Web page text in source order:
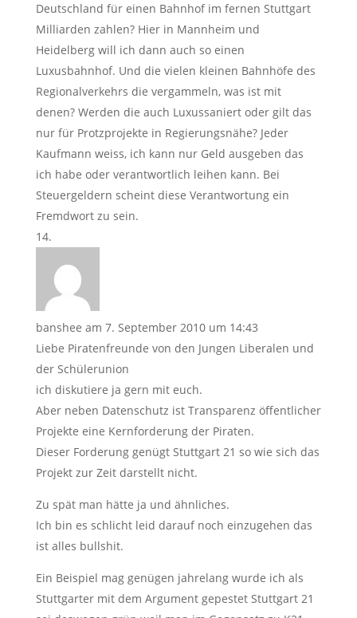
Deutschland für einen Bahnhof im fernen Stuttgart
Milliarden zahlen? Hier in Mannheim und
Heidelberg will ich dann auch so einen
Luxusbahnhof. Und die vielen kleinen Bahnhöfe des
Regionalverkehrs die vergammeln, was ist mit
denen? Werden die auch Luxussaniert oder gilt das
nur für Protzprojekte in Regierungsnähe? Jeder
Kaufmann weiss, ich kann nur Geld ausgeben das
ich habe oder verantwortlich leihen kann. Bei
Steuergeldern scheint diese Verantwortung ein
Fremdwort zu sein.
banshee am 7. September 2010 um 14:43
Liebe Piratenfreunde von den Jungen Liberalen und
der Schülerunion
ich diskutiere ja gern mit euch.
Aber neben Datenschutz ist Transparenz öffentlicher
Projekte eine Kernforderung der Piraten.
Dieser Forderung genügt Stuttgart 21 so wie sich das
Projekt zur Zeit darstellt nicht.
Zu spät man hätte ja und ähnliches.
Ich bin es schlicht leid darauf noch einzugehen das
ist alles bullshit.
Ein Beispiel mag genügen jahrelang wurde ich als
Stuttgarter mit dem Argument gepestet Stuttgart 21